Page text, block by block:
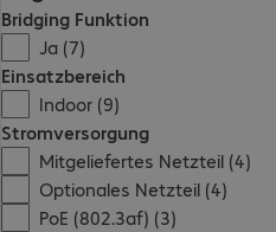
Bridging Funktion
Ja (7)
Einsatzbereich
Indoor (9)
Stromversorgung
Mitgeliefertes Netzteil (4)
Optionales Netzteil (4)
PoE (802.3af) (3)